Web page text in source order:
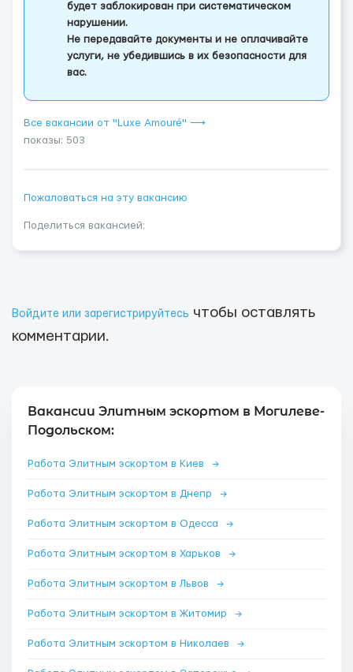
будет заблокирован при систематическом
нарушении.
Не передавайте документы и не оплачивайте
услуги, не убедившись в их безопасности для
вас.
Все вакансии от "Luxe Amouré" ⟶
показы: 503
Пожаловаться на эту вакансию
Поделиться вакансией:
Войдите или зарегистрируйтесь чтобы оставлять
комментарии.
Вакансии Элитным эскортом в Могилеве-
Подольском:
Работа Элитным эскортом в Киев →
Работа Элитным эскортом в Днепр →
Работа Элитным эскортом в Одесса →
Работа Элитным эскортом в Харьков →
Работа Элитным эскортом в Львов →
Работа Элитным эскортом в Житомир →
Работа Элитным эскортом в Николаев →